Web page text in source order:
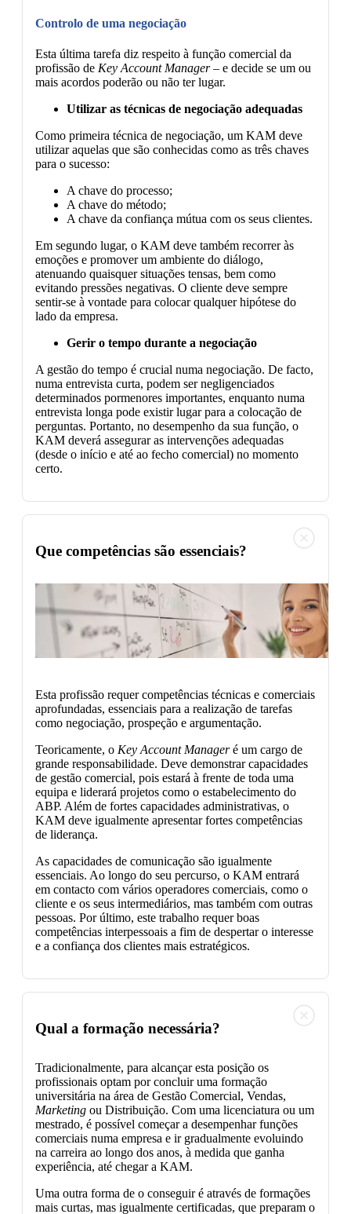
Controlo de uma negociação
Esta última tarefa diz respeito à função comercial da
profissão de Key Account Manager – e decide se um ou
mais acordos poderão ou não ter lugar.
Utilizar as técnicas de negociação adequadas
Como primeira técnica de negociação, um KAM deve
utilizar aquelas que são conhecidas como as três chaves
para o sucesso:
A chave do processo;
A chave do método;
A chave da confiança mútua com os seus clientes.
Em segundo lugar, o KAM deve também recorrer às
emoções e promover um ambiente do diálogo,
atenuando quaisquer situações tensas, bem como
evitando pressões negativas. O cliente deve sempre
sentir-se à vontade para colocar qualquer hipótese do
lado da empresa.
Gerir o tempo durante a negociação
A gestão do tempo é crucial numa negociação. De facto,
numa entrevista curta, podem ser negligenciados
determinados pormenores importantes, enquanto numa
entrevista longa pode existir lugar para a colocação de
perguntas. Portanto, no desempenho da sua função, o
KAM deverá assegurar as intervenções adequadas
(desde o início e até ao fecho comercial) no momento
certo.
Que competências são essenciais?
Esta profissão requer competências técnicas e comerciais
aprofundadas, essenciais para a realização de tarefas
como negociação, prospeção e argumentação.
Teoricamente, o Key Account Manageré um cargo de
grande responsabilidade. Deve demonstrar capacidades
de gestão comercial, pois estará à frente de toda uma
equipa e liderará projetos como o estabelecimento do
ABP. Além de fortes capacidades administrativas, o
KAM deve igualmente apresentar fortes competências
de liderança.
As capacidades de comunicação são igualmente
essenciais. Ao longo do seu percurso, o KAM entrará
em contacto com vários operadores comerciais, como o
cliente e os seus intermediários, mas também com outras
pessoas. Por último, este trabalho requer boas
competências interpessoais a fim de despertar o interesse
e a confiança dos clientes mais estratégicos.
Qual a formação necessária?
Tradicionalmente, para alcançar esta posição os
profissionais optam por concluir uma formação
universitária na área de Gestão Comercial, Vendas,
Marketing ou Distribuição. Com uma licenciatura ou um
mestrado, é possível começar a desempenhar funções
comerciais numa empresa e ir gradualmente evoluindo
na carreira ao longo dos anos, à medida que ganha
experiência, até chegar a KAM.
Uma outra forma de o conseguir é através de formações
mais curtas, mas igualmente certificadas, que preparam o